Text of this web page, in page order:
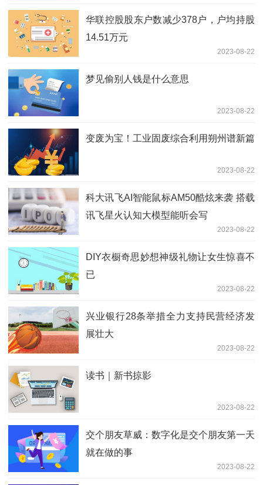
华联控股股东户数减少378户，户均持股
14.51万元
2023-08-22
梦见偷别人钱是什么意思
2023-08-22
变废为宝！工业固废综合利用朔州谱新篇
2023-08-22
科大讯飞AI智能鼠标AM50酷炫来袭 搭载
讯飞星火认知大模型能听会写
2023-08-22
DIY衣橱奇思妙想神级礼物让女生惊喜不
已
2023-08-22
兴业银行28条举措全力支持民营经济发
展壮大
2023-08-22
读书｜新书掠影
2023-08-22
交个朋友草威：数字化是交个朋友第一天
就在做的事
2023-08-22